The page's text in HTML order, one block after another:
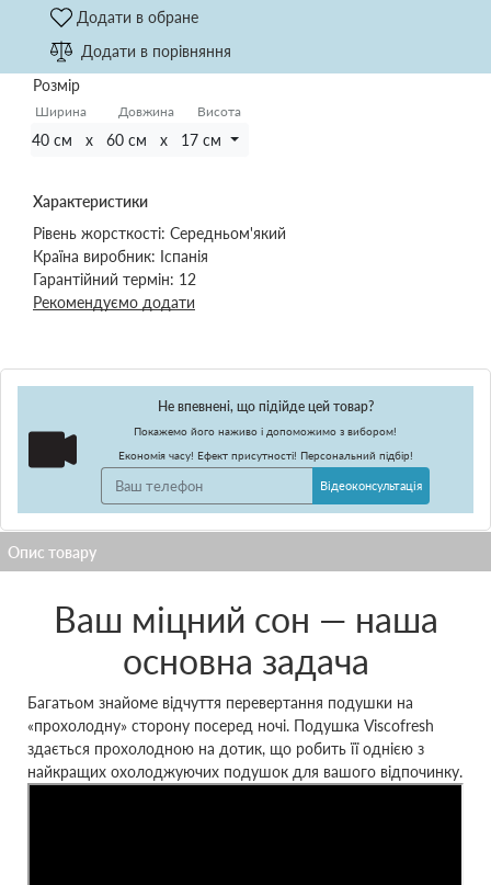
Додати в обране
Додати в порівняння
Розмір
Ширина Довжина Висота
40 см х 60 см х 17 см
Характеристики
Рівень жорсткості: Середньом'який
Країна виробник: Іспанія
Гарантійний термін: 12
Рекомендуємо додати
Не впевнені, що підійде цей товар?
Покажемо його наживо і допоможимо з вибором!
Економія часу! Ефект присутності! Персональний підбір!
Відеоконсультація
Ваш міцний сон — наша
основна задача
Багатьом знайоме відчуття перевертання подушки на
«прохолодну» сторону посеред ночі. Подушка Viscofresh
здається прохолодною на дотик, що робить її однією з
найкращих охолоджуючих подушок для вашого відпочинку.